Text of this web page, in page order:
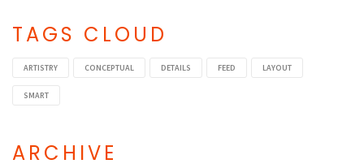
TAGS CLOUD
ARTISTRY CONCEPTUAL DETAILS FEED LAYOUT
SMART
ARCHIVE